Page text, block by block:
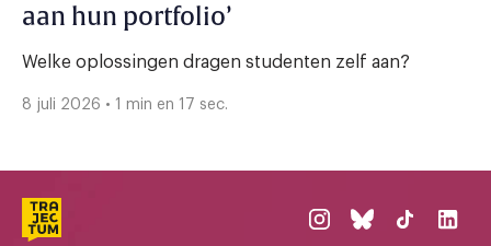
aan hun portfolio’
Welke oplossingen dragen studenten zelf aan?
8 juli 2026 • 1 min en 17 sec.